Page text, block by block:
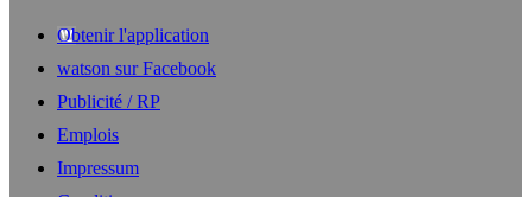
Obtenir l'application
watson sur Facebook
Publicité / RP
Emplois
Impressum